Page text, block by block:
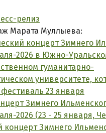
релиз
Марата Муллыева:
концерт Зимнего
2026 в Южно-
гуманитарно-
университете,
23 января
Зимнего
2026 (23 - 25 января,
концерт Зимнего